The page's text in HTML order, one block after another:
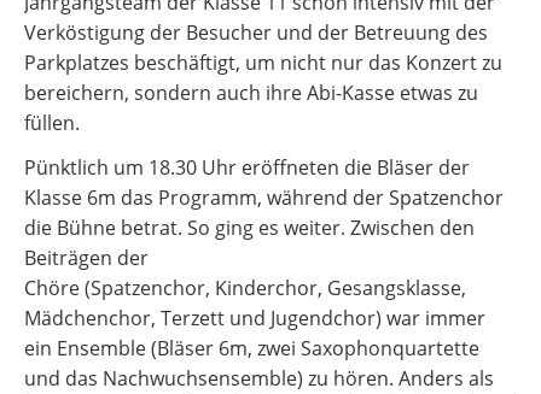
Verköstigung der Besucher und der Betreuung des
Parkplatzes beschäftigt, um nicht nur das Konzert zu
bereichern, sondern auch ihre Abi-Kasse etwas zu
füllen.
Pünktlich um 18.30 Uhr eröffneten die Bläser der
Klasse 6m das Programm, während der Spatzenchor
die Bühne betrat. So ging es weiter. Zwischen den
Beiträgen der
Chöre (Spatzenchor, Kinderchor, Gesangsklasse,
Mädchenchor, Terzett und Jugendchor) war immer
ein Ensemble (Bläser 6m, zwei Saxophonquartette
und das Nachwuchsensemble) zu hören. Anders als